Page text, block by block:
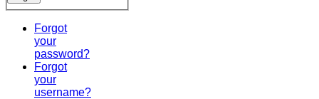
Forgot
your
password?
Forgot
your
username?